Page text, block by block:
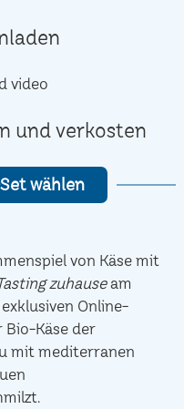
und verkosten
wählen
von Käse mit
zuhauseam
Online-
Bio-Käse der
mit mediterranen